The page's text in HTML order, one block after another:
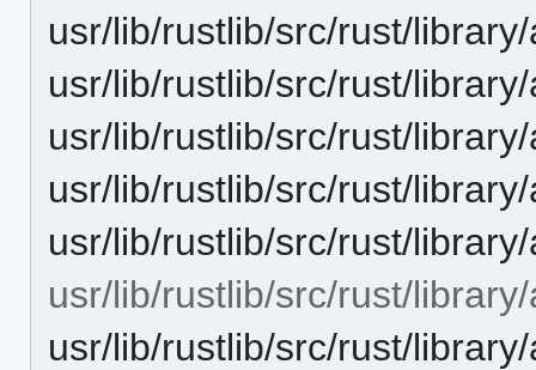
usr/lib/rustlib/src/rust/
usr/lib/rustlib/src/rust/
usr/lib/rustlib/src/rust/
usr/lib/rustlib/src/rust/
usr/lib/rustlib/src/rust/
usr/lib/rustlib/src/rust/
usr/lib/rustlib/src/rust/